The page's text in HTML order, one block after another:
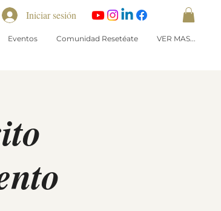
Eventos Comunidad Resetéate VER MAS...
Iniciar sesión